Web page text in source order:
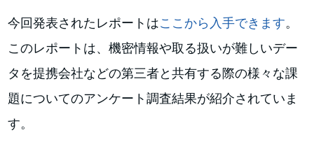
今回発表されたレポートはここから入手できます。
このレポートは、機密情報や取る扱いが難しいデー
タを提携会社などの第三者と共有する際の様々な課
題についてのアンケート調査結果が紹介されていま
す。